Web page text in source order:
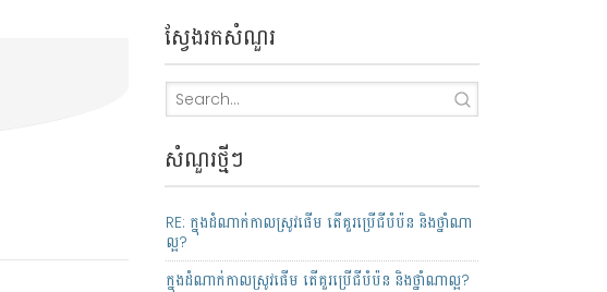
ស្វែងរកសំណួរ
សំណួរថ្មីៗ
RE: ក្នុងដំណាក់កាលស្រូវផើម តើគួរប្រើជីបំប៉ន និងថ្នាំណា
ល្អ?
ក្នុងដំណាក់កាលស្រូវផើម តើគួរប្រើជីបំប៉ន និងថ្នាំណាល្អ?